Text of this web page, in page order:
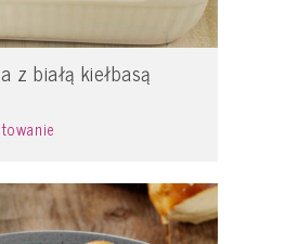
z białą kiełbasą